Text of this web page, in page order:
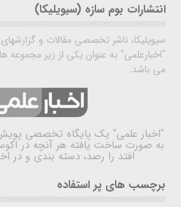
انتشارات بوم سازه (سیویلیکا)
سیویلیکا، ناشر تخصصی مقالات و
"اخبارعلمی" به عنوان یکی از زیر مجموعه
می باشد.
"اخبار علمی" یک پایگاه تخصصی
به صورت ساخت یافته هر آنچه در
افتد را رصد، دسته بندی و در
برچسب های پر استفاده